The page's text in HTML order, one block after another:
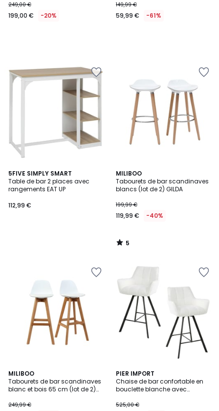
249,00 €
199,00 € -20%
76,5cm (lot de 2) ERIN
149,99 €
59,99 € -61%
5FIVE SIMPLY SMART
Table de bar 2 places avec
rangements EAT UP
112,99 €
MILIBOO
Tabourets de bar scandinaves
blancs (lot de 2) GILDA
199,99 €
119,99 € -40%
5
/
5
5
/
MILIBOO
Tabourets de bar scandinaves
blanc et bois 65 cm (lot de 2)
249,99 €
PIER IMPORT
Chaise de bar confortable en
bouclette blanche avec
MELBOURNE
525,00 €